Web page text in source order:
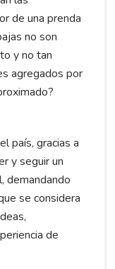
de una prenda
no son
y no tan
agregados por
país, gracias a
y seguir un
demandando
se considera
de